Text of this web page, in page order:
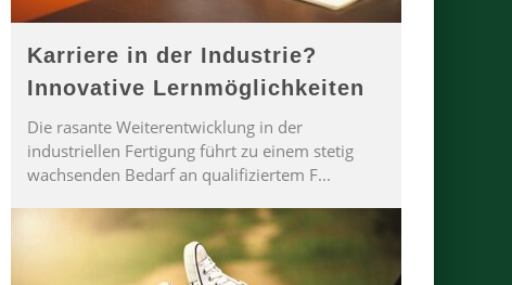
Karriere in der Industrie?
Innovative Lernmöglichkeiten
Die rasante Weiterentwicklung in der
industriellen Fertigung führt zu einem stetig
wachsenden Bedarf an qualifiziertem F...